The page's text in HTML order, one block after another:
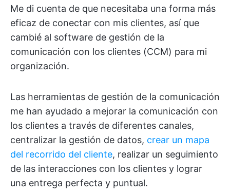
Me di cuenta de que necesitaba una forma más
eficaz de conectar con mis clientes, así que
cambié al software de gestión de la
comunicación con los clientes (CCM) para mi
organización.
Las herramientas de gestión de la comunicación
me han ayudado a mejorar la comunicación con
los clientes a través de diferentes canales,
centralizar la gestión de datos, crear un mapa
del recorrido del cliente, realizar un seguimiento
de las interacciones con los clientes y lograr
una entrega perfecta y puntual.